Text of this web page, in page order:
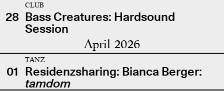
28
CLUB
Bass Creatures: Hardsound
Session
April 2026
01
TANZ
Residenzsharing: Bianca Berger:
tamdom